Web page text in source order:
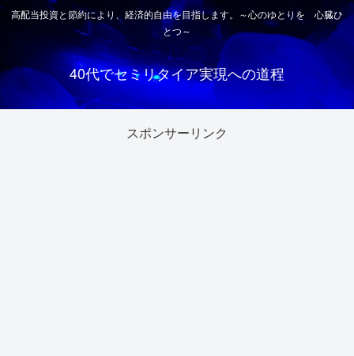
高配当投資と節約により、経済的自由を目指します。～心のゆとりを 心臓ひ
とつ～
40代でセミリタイア実現への道程
スポンサーリンク